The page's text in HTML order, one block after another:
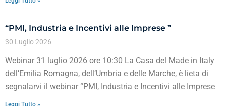
“PMI, Industria e Incentivi alle Imprese ”
30 Luglio 2026
Webinar 31 luglio 2026 ore 10:30 La Casa del Made in Italy
dell’Emilia Romagna, dell’Umbria e delle Marche, è lieta di
segnalarvi il webinar “PMI, Industria e Incentivi alle Imprese
Leggi Tutto »